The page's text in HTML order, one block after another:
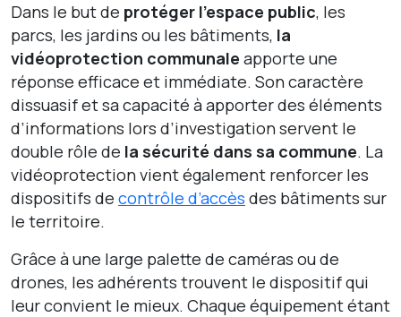
Dans le but de protéger l’espace public, les
parcs, les jardins ou les bâtiments, la
vidéoprotection communale apporte une
réponse efficace et immédiate. Son caractère
dissuasif et sa capacité à apporter des éléments
d’informations lors d’investigation servent le
double rôle de la sécurité dans sa commune. La
vidéoprotection vient également renforcer les
dispositifs de contrôle d’accès des bâtiments sur
le territoire.
Grâce à une large palette de caméras ou de
drones, les adhérents trouvent le dispositif qui
leur convient le mieux. Chaque équipement étant